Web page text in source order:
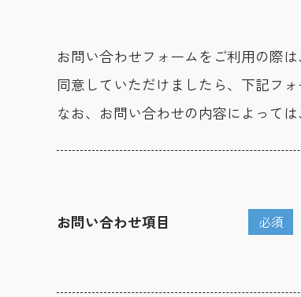
お問い合わせフォームをご利用の際
同意していただけましたら、下記フ
なお、お問い合わせの内容によって
お問い合わせ項目 必須